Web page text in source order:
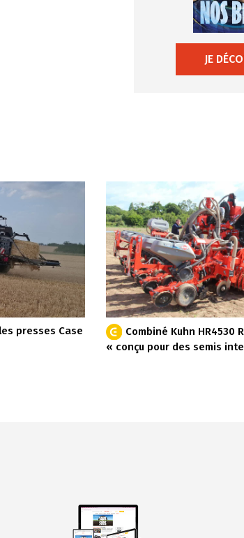
JE
presses Case
Combiné Kuhn HR4530
« conçu pour des semis